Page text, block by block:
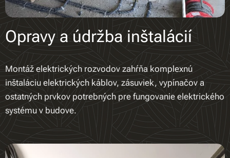
Opravy a údržba inštalácií
Montáž elektrických rozvodov zahŕňa komplexnú
inštaláciu elektrických káblov, zásuviek, vypínačov a
ostatných prvkov potrebných pre fungovanie elektrického
systému v budove.